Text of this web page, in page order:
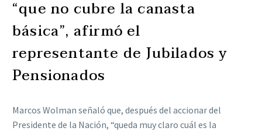
“que no cubre la canasta
básica”, afirmó el
representante de Jubilados y
Pensionados
Marcos Wolman señaló que, después del accionar del
Presidente de la Nación, “queda muy claro cuál es la